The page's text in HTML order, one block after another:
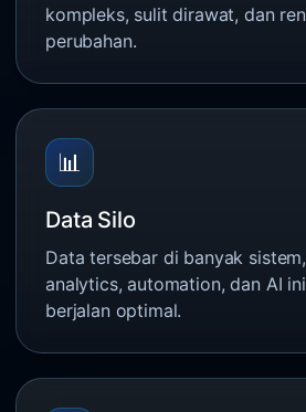
kompleks, sulit dirawat, dan
perubahan.
📊
Data Silo
Data tersebar di banyak
analytics, automation, dan AI
berjalan optimal.